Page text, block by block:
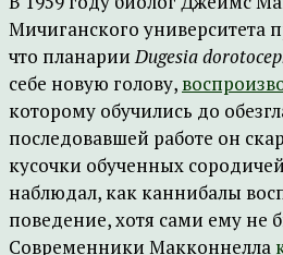
Мичиганского университета
что планарииDugesia
себе новую голову,
которому обучились до
последовавшей работе он
кусочки обученных
наблюдал, как каннибалы
поведение, хотя сами ему не
Современники Макконнелла